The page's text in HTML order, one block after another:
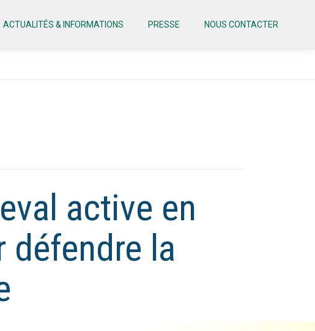
ACTUALITÉS & INFORMATIONS PRESSE NOUS CONTACTER
active en
défendre la